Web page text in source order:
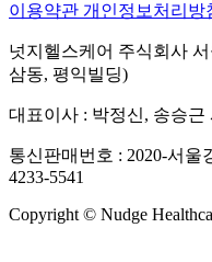
이용약관 개인정보처리방
넛지헬스케어 주식회사
삼동, 평익빌딩)
대표이사 : 박정신, 송승근
통신판매번호 : 2020-서울
4233-5541
Copyright © Nudge